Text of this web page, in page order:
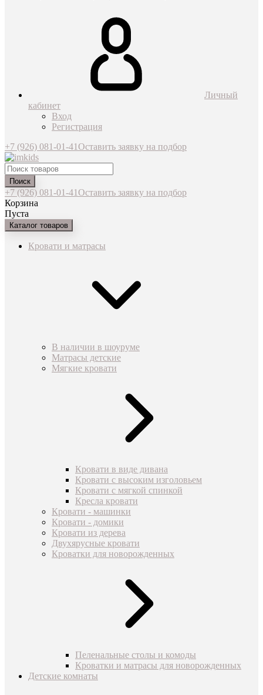
Личный
кабинет
Вход
Регистрация
+7 (926) 081-01-41Оставить заявку на подбор
Поиск
+7 (926) 081-01-41Оставить заявку на подбор
Корзина
Пуста
Каталог товаров
Кровати и матрасы
В наличии в шоуруме
Матрасы детские
Мягкие кровати
Кровати в виде дивана
Кровати с высоким изголовьем
Кровати с мягкой спинкой
Кресла кровати
Кровати - машинки
Кровати - домики
Кровати из дерева
Двухярусные кровати
Кроватки для новорожденных
Пеленальные столы и комоды
Кроватки и матрасы для новорожденных
Детские комнаты